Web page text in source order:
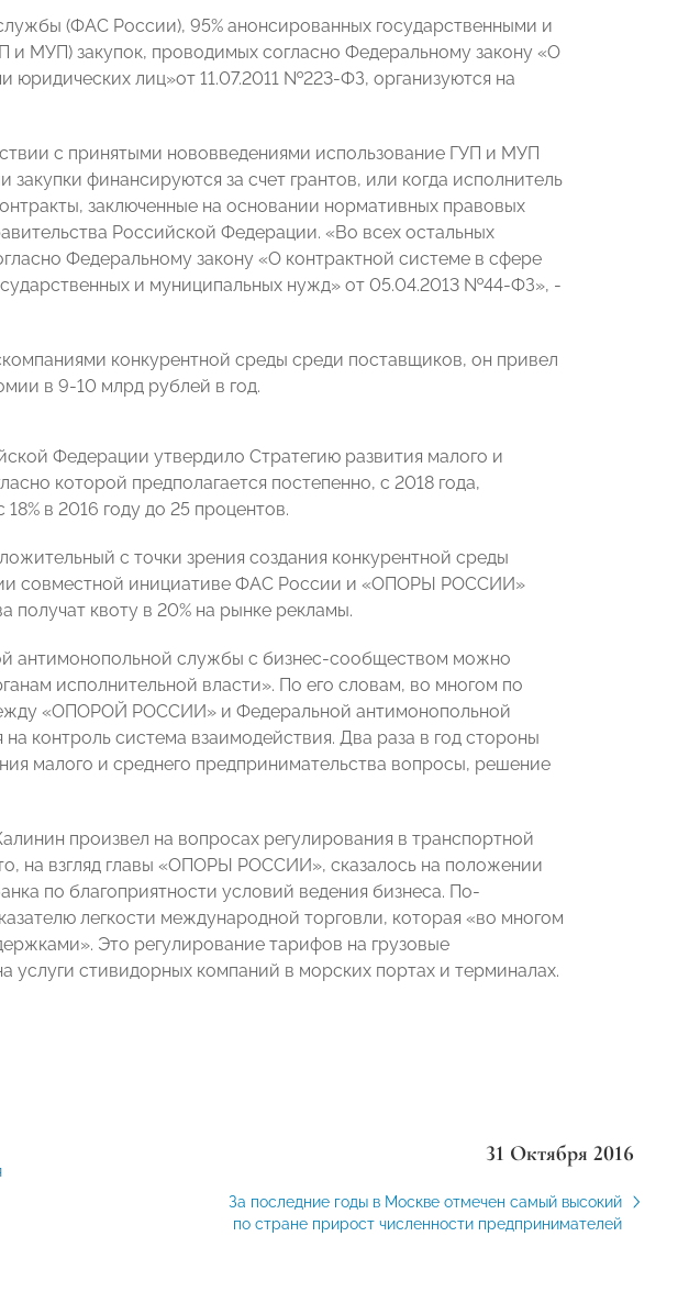
(ФАС России), 95% анонсированных государственными и
МУП) закупок, проводимых согласно Федеральному закону «О
юридических лиц»от 11.07.2011 №223-ФЗ, организуются на
с принятыми нововведениями использование ГУП и МУП
финансируются за счет грантов, или когда исполнитель
заключенные на основании нормативных правовых
Российской Федерации. «Во всех остальных
Федеральному закону «О контрактной системе в сфере
и муниципальных нужд» от 05.04.2013 №44-ФЗ», -
конкурентной среды среди поставщиков, он привел
в 9-10 млрд рублей в год.
Федерации утвердило Стратегию развития малого и
которой предполагается постепенно, с 2018 года,
в 2016 году до 25 процентов.
с точки зрения создания конкурентной среды
совместной инициативе ФАС России и «ОПОРЫ РОССИИ»
получат квоту в 20% на рынке рекламы.
антимонопольной службы с бизнес-сообществом можно
исполнительной власти». По его словам, во многом по
«ОПОРОЙ РОССИИ» и Федеральной антимонопольной
контроль система взаимодействия. Два раза в год стороны
малого и среднего предпринимательства вопросы, решение
произвел на вопросах регулирования в транспортной
на взгляд главы «ОПОРЫ РОССИИ», сказалось на положении
по благоприятности условий ведения бизнеса. По-
легкости международной торговли, которая «во многом
Это регулирование тарифов на грузовые
стивидорных компаний в морских портах и терминалах.
31 Октября 2016
За последние годы в Москве отмечен самый высокий
по стране прирост численности предпринимателей